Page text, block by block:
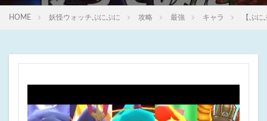
HOME 妖怪ウォッチぷにぷに 攻略 最強 キャラ 【ぷ